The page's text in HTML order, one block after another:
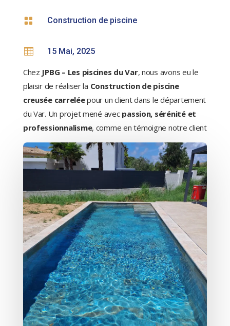
 Construction de piscine
 15 Mai, 2025
Chez JPBG – Les piscines du Var, nous avons eu le
plaisir de réaliser la Construction de piscine
creusée carreléepour un client dans le département
du Var. Un projet mené avec passion, sérénité et
professionnalisme, comme en témoigne notre client